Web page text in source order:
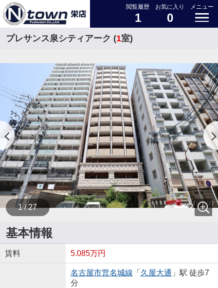
閲覧履歴
1
お気に入り
0
メニュー
プレサンス泉シティアーク (1室)
1 / 27
基本情報
賃料 5.085万円
名古屋市営名城線 「 久屋大通 」駅 徒歩7
分